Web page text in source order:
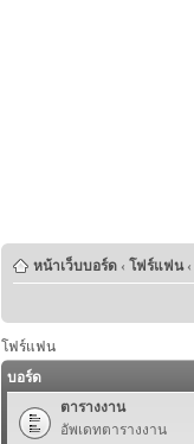
หน้าเว็บบอร์ด ‹ โฟร์แฟน ‹
โฟร์แฟน
บอร์ด
ตารางงาน
อัพเดทตารางงาน